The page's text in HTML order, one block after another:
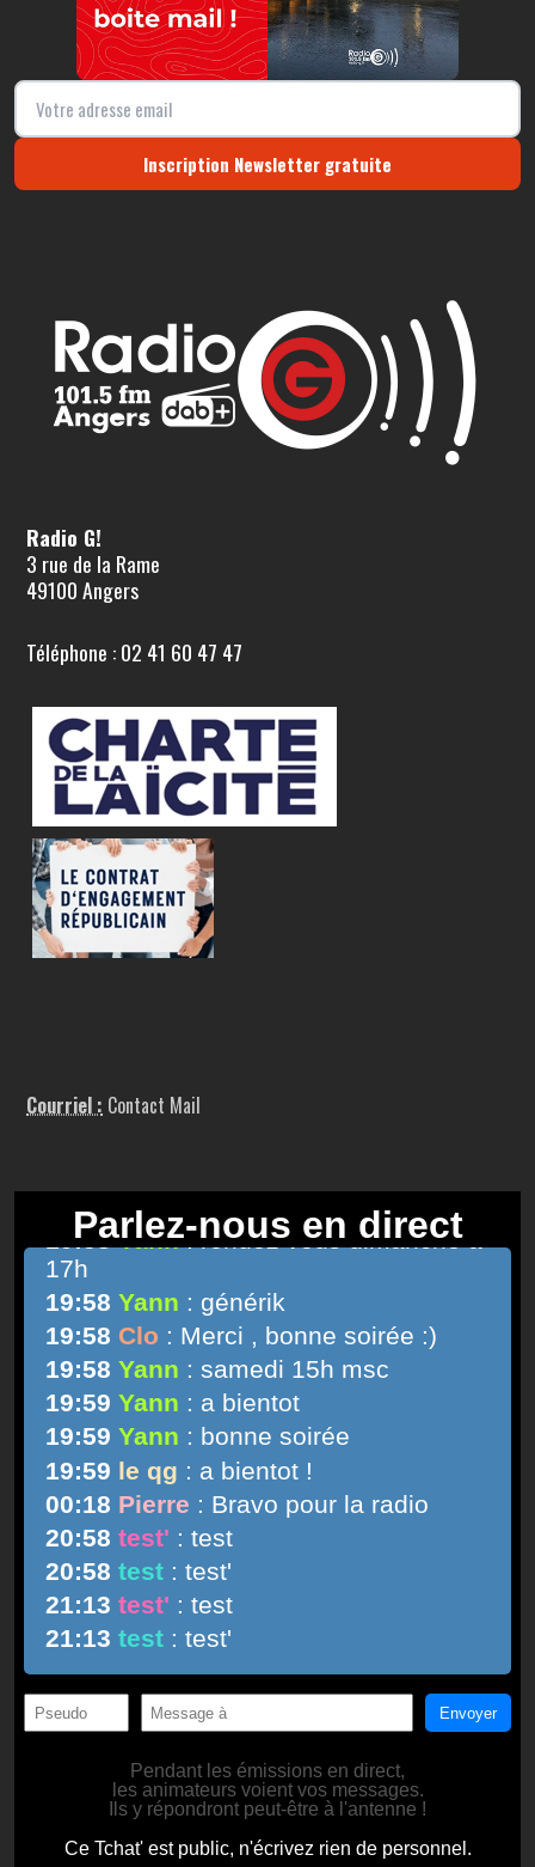
Inscription Newsletter gratuite
Radio G!
3 rue de la Rame
49100 Angers
Téléphone : 02 41 60 47 47
Courriel : Contact Mail